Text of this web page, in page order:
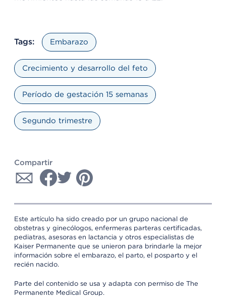
Tags: Embarazo
Crecimiento y desarrollo del feto
Período de gestación 15 semanas
Segundo trimestre
Compartir
Este artículo ha sido creado por un grupo nacional de
obstetras y ginecólogos, enfermeras parteras certificadas,
pediatras, asesoras en lactancia y otros especialistas de
Kaiser Permanente que se unieron para brindarle la mejor
información sobre el embarazo, el parto, el posparto y el
recién nacido.
Parte del contenido se usa y adapta con permiso de The
Permanente Medical Group.